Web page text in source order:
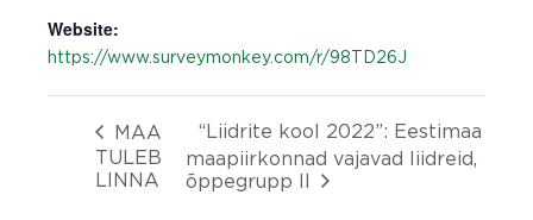
Website:
https://www.surveymonkey.com/r/98TD26J
MAA
TULEB
LINNA
“Liidrite kool 2022”: Eestimaa
maapiirkonnad vajavad liidreid,
õppegrupp II